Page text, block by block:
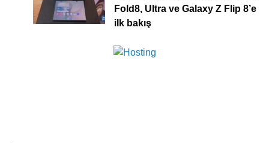
Fold8, Ultra ve Galaxy Z Flip 8’e
ilk bakış